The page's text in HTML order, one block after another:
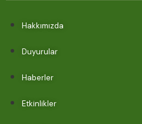
Hakkımızda
Duyurular
Haberler
Etkinlikler